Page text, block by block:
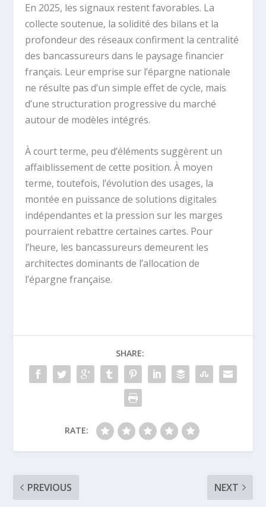
En 2025, les signaux restent favorables. La
collecte soutenue, la solidité des bilans et la
profondeur des réseaux confirment la centralité
des bancassureurs dans le paysage financier
français. Leur emprise sur l’épargne nationale
ne résulte pas d’un simple effet de cycle, mais
d’une structuration progressive du marché
autour de modèles intégrés.
À court terme, peu d’éléments suggèrent un
affaiblissement de cette position. À moyen
terme, toutefois, l’évolution des usages, la
montée en puissance de solutions digitales
indépendantes et la pression sur les marges
pourraient rebattre certaines cartes. Pour
l’heure, les bancassureurs demeurent les
architectes dominants de l’allocation de
l’épargne française.
SHARE:
RATE:
PREVIOUS NEXT